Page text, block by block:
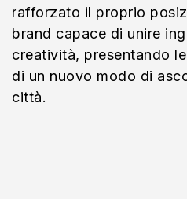
rafforzato il proprio
brand capace di unire
creatività, presentando
di un nuovo modo di
città.